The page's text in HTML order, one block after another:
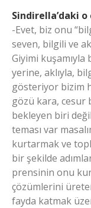
Sindirella’daki
-Evet, biz onu
seven, bilgili ve
Giyimi
yerine, aklıyla,
gösteriyor bizim
gözü kara, cesur
bekleyen biri
teması var
kurtarmak ve
bir şekilde
prensinin onu
çözümlerini
fayda katmak